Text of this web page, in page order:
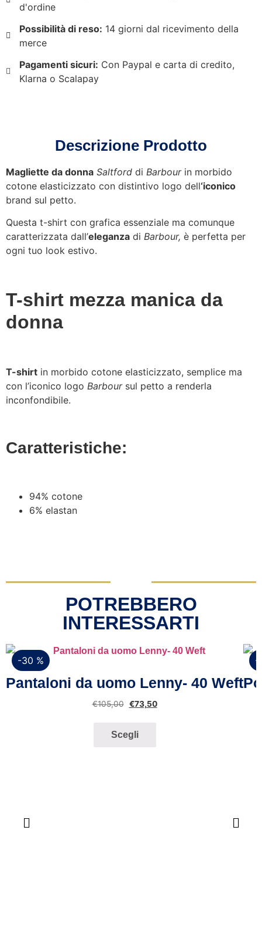
d'ordine
Possibilità di reso: 14 giorni dal ricevimento della
merce
Pagamenti sicuri: Con Paypal e carta di credito,
Klarna o Scalapay
Descrizione Prodotto
Magliette da donna Saltford di Barbourin morbido
cotone elasticizzato con distintivo logo dell‘iconico
brand sul petto.
Questa t-shirt con grafica essenziale ma comunque
caratterizzata dall’eleganza di Barbour, è perfetta per
ogni tuo look estivo.
T-shirt mezza manica da
donna
T-shirt in morbido cotone elasticizzato, semplice ma
con l’iconico logo Barboursul petto a renderla
inconfondibile.
Caratteristiche:
94% cotone
6% elastan
POTREBBERO
INTERESSARTI
-30 %
Pantaloni da uomo Lenny- 40 Weft
€105,00 €73,50
Scegli
-